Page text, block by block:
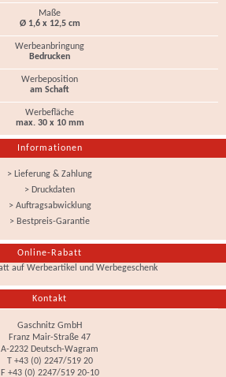
Maße
Ø 1,6 x 12,5 cm
Werbeanbringung
Bedrucken
Werbeposition
am Schaft
Werbefläche
max. 30 x 10 mm
Informationen
> Lieferung & Zahlung
> Druckdaten
> Auftragsabwicklung
> Bestpreis-Garantie
Online-Rabatt
Kontakt
Gaschnitz GmbH
Franz Mair-Straße 47
A-2232 Deutsch-Wagram
T +43 (0) 2247/519 20
F +43 (0) 2247/519 20-10